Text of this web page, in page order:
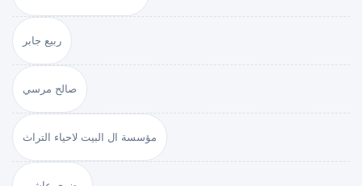
ربيع جابر
صالح مرسي
مؤسسة ال البيت لاحياء التراث